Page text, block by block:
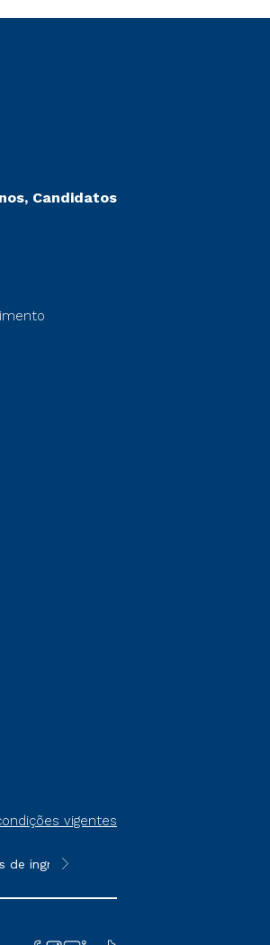
Candidatos
vigentes
exceto na prova on-line ou
**Semipresencial é um formato do